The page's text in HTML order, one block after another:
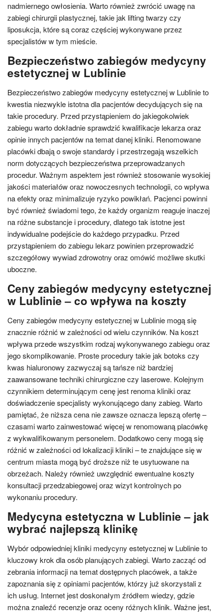
nadmiernego owłosienia. Warto również zwrócić uwagę na
zabiegi chirurgii plastycznej, takie jak lifting twarzy czy
liposukcja, które są coraz częściej wykonywane przez
specjalistów w tym mieście.
Bezpieczeństwo zabiegów medycyny
estetycznej w Lublinie
Bezpieczeństwo zabiegów medycyny estetycznej w Lublinie to
kwestia niezwykle istotna dla pacjentów decydujących się na
takie procedury. Przed przystąpieniem do jakiegokolwiek
zabiegu warto dokładnie sprawdzić kwalifikacje lekarza oraz
opinie innych pacjentów na temat danej kliniki. Renomowane
placówki dbają o swoje standardy i przestrzegają wszelkich
norm dotyczących bezpieczeństwa przeprowadzanych
procedur. Ważnym aspektem jest również stosowanie wysokiej
jakości materiałów oraz nowoczesnych technologii, co wpływa
na efekty oraz minimalizuje ryzyko powikłań. Pacjenci powinni
być również świadomi tego, że każdy organizm reaguje inaczej
na różne substancje i procedury, dlatego tak istotne jest
indywidualne podejście do każdego przypadku. Przed
przystąpieniem do zabiegu lekarz powinien przeprowadzić
szczegółowy wywiad zdrowotny oraz omówić możliwe skutki
uboczne.
Ceny zabiegów medycyny estetycznej
w Lublinie – co wpływa na koszty
Ceny zabiegów medycyny estetycznej w Lublinie mogą się
znacznie różnić w zależności od wielu czynników. Na koszt
wpływa przede wszystkim rodzaj wykonywanego zabiegu oraz
jego skomplikowanie. Proste procedury takie jak botoks czy
kwas hialuronowy zazwyczaj są tańsze niż bardziej
zaawansowane techniki chirurgiczne czy laserowe. Kolejnym
czynnikiem determinującym cenę jest renoma kliniki oraz
doświadczenie specjalisty wykonującego dany zabieg. Warto
pamiętać, że niższa cena nie zawsze oznacza lepszą ofertę –
czasami warto zainwestować więcej w renomowaną placówkę
z wykwalifikowanym personelem. Dodatkowo ceny mogą się
różnić w zależności od lokalizacji kliniki – te znajdujące się w
centrum miasta mogą być droższe niż te usytuowane na
obrzeżach. Należy również uwzględnić ewentualne koszty
konsultacji przedzabiegowej oraz wizyt kontrolnych po
wykonaniu procedury.
Medycyna estetyczna w Lublinie – jak
wybrać najlepszą klinikę
Wybór odpowiedniej kliniki medycyny estetycznej w Lublinie to
kluczowy krok dla osób planujących zabiegi. Warto zacząć od
zebrania informacji na temat dostępnych placówek, a także
zapoznania się z opiniami pacjentów, którzy już skorzystali z
ich usług. Internet jest doskonałym źródłem wiedzy, gdzie
można znaleźć recenzje oraz oceny różnych klinik. Ważne jest,